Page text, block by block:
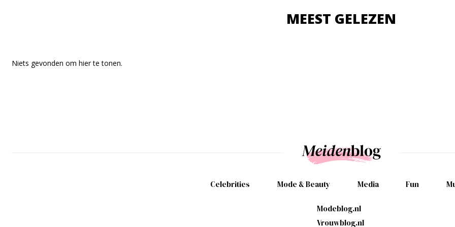
MEEST GELEZEN
Niets gevonden om hier te tonen.
Celebrities Mode & Beauty Media Fun
Modeblog.nl
Vrouwblog.nl